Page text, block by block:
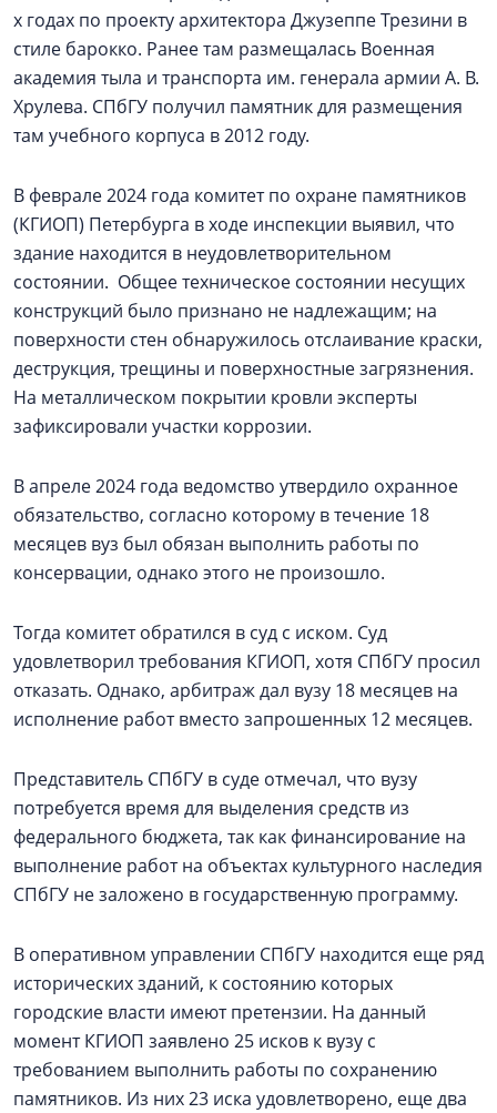
х годах по проекту архитектора Джузеппе Трезини в
стиле барокко. Ранее там размещалась Военная
академия тыла и транспорта им. генерала армии А. В.
Хрулева. СПбГУ получил памятник для размещения
там учебного корпуса в 2012 году.
В феврале 2024 года комитет по охране памятников
(КГИОП) Петербурга в ходе инспекции выявил, что
здание находится в неудовлетворительном
состоянии. Общее техническое состоянии несущих
конструкций было признано не надлежащим; на
поверхности стен обнаружилось отслаивание краски,
деструкция, трещины и поверхностные загрязнения.
На металлическом покрытии кровли эксперты
зафиксировали участки коррозии.
В апреле 2024 года ведомство утвердило охранное
обязательство, согласно которому в течение 18
месяцев вуз был обязан выполнить работы по
консервации, однако этого не произошло.
Тогда комитет обратился в суд с иском. Суд
удовлетворил требования КГИОП, хотя СПбГУ просил
отказать. Однако, арбитраж дал вузу 18 месяцев на
исполнение работ вместо запрошенных 12 месяцев.
Представитель СПбГУ в суде отмечал, что вузу
потребуется время для выделения средств из
федерального бюджета, так как финансирование на
выполнение работ на объектах культурного наследия
СПбГУ не заложено в государственную программу.
В оперативном управлении СПбГУ находится еще ряд
исторических зданий, к состоянию которых
городские власти имеют претензии. На данный
момент КГИОП заявлено 25 исков к вузу с
требованием выполнить работы по сохранению
памятников. Из них 23 иска удовлетворено, еще два